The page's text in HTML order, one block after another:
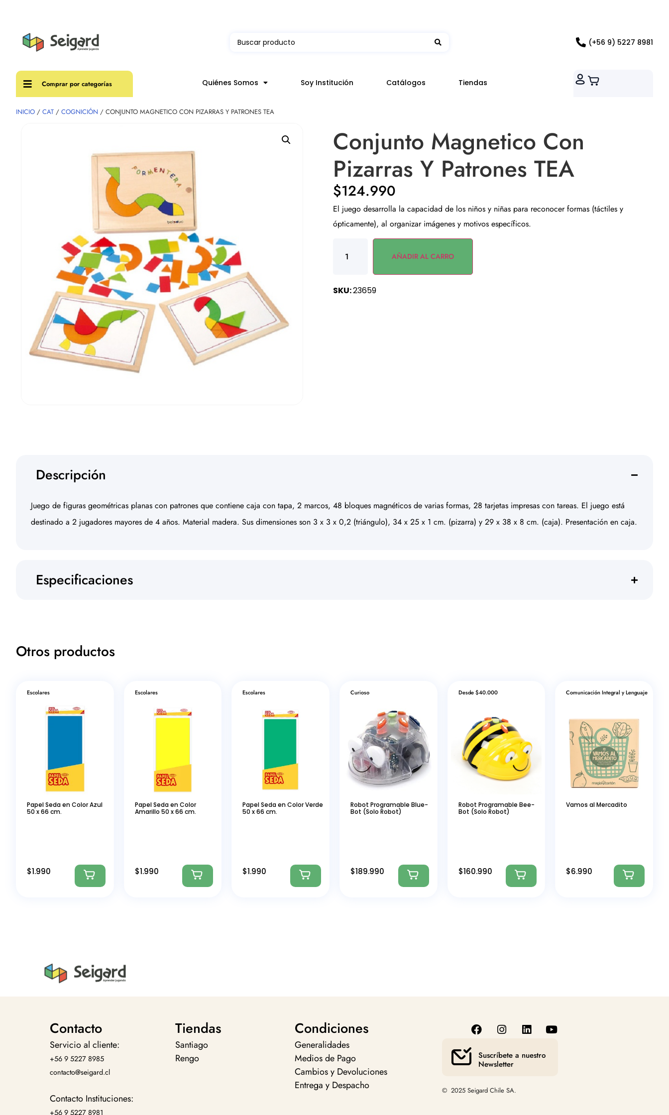
(+56 9) 5227 8981
Comprar por categorías Quiénes Somos Soy Institución Catálogos Tiendas
INICIO / CAT / COGNICIÓN / CONJUNTO MAGNETICO CON PIZARRAS Y PATRONES TEA
Conjunto Magnetico Con
Pizarras Y Patrones TEA
$124.990
El juego desarrolla la capacidad de los niños y niñas para reconocer formas (táctiles y
ópticamente), al organizar imágenes y motivos específicos.
AÑADIR AL CARRO
SKU:23659
Descripción
Juego de figuras geométricas planas con patrones que contiene caja con tapa, 2 marcos, 48 bloques magnéticos de varias formas, 28 tarjetas impresas con tareas. El juego está
destinado a 2 jugadores mayores de 4 años. Material madera. Sus dimensiones son 3 x 3 x 0,2 (triángulo), 34 x 25 x 1 cm. (pizarra) y 29 x 38 x 8 cm. (caja). Presentación en caja.
Especificaciones
Otros productos
Escolares
Papel Seda en Color Azul
50 x 66 cm.
$1.990
Escolares
Papel Seda en Color
Amarillo 50 x 66 cm.
$1.990
Escolares
Papel Seda en Color Verde
50 x 66 cm.
$1.990
Curioso
Robot Programable Blue-
Bot (Solo Robot)
$189.990
Desde $40.000
Robot Programable Bee-
Bot (Solo Robot)
$160.990
Comunicación Integral y Lenguaje
Vamos al Mercadito
$6.990
Contacto
Servicio al cliente:
+56 9 5227 8985
contacto@seigard.cl
Contacto Instituciones:
+56 9 5227 8981
Tiendas
Santiago
Rengo
Condiciones
Generalidades
Medios de Pago
Cambios y Devoluciones
Entrega y Despacho
Suscríbete a nuestro
Newsletter
© 2025 Seigard Chile SA.